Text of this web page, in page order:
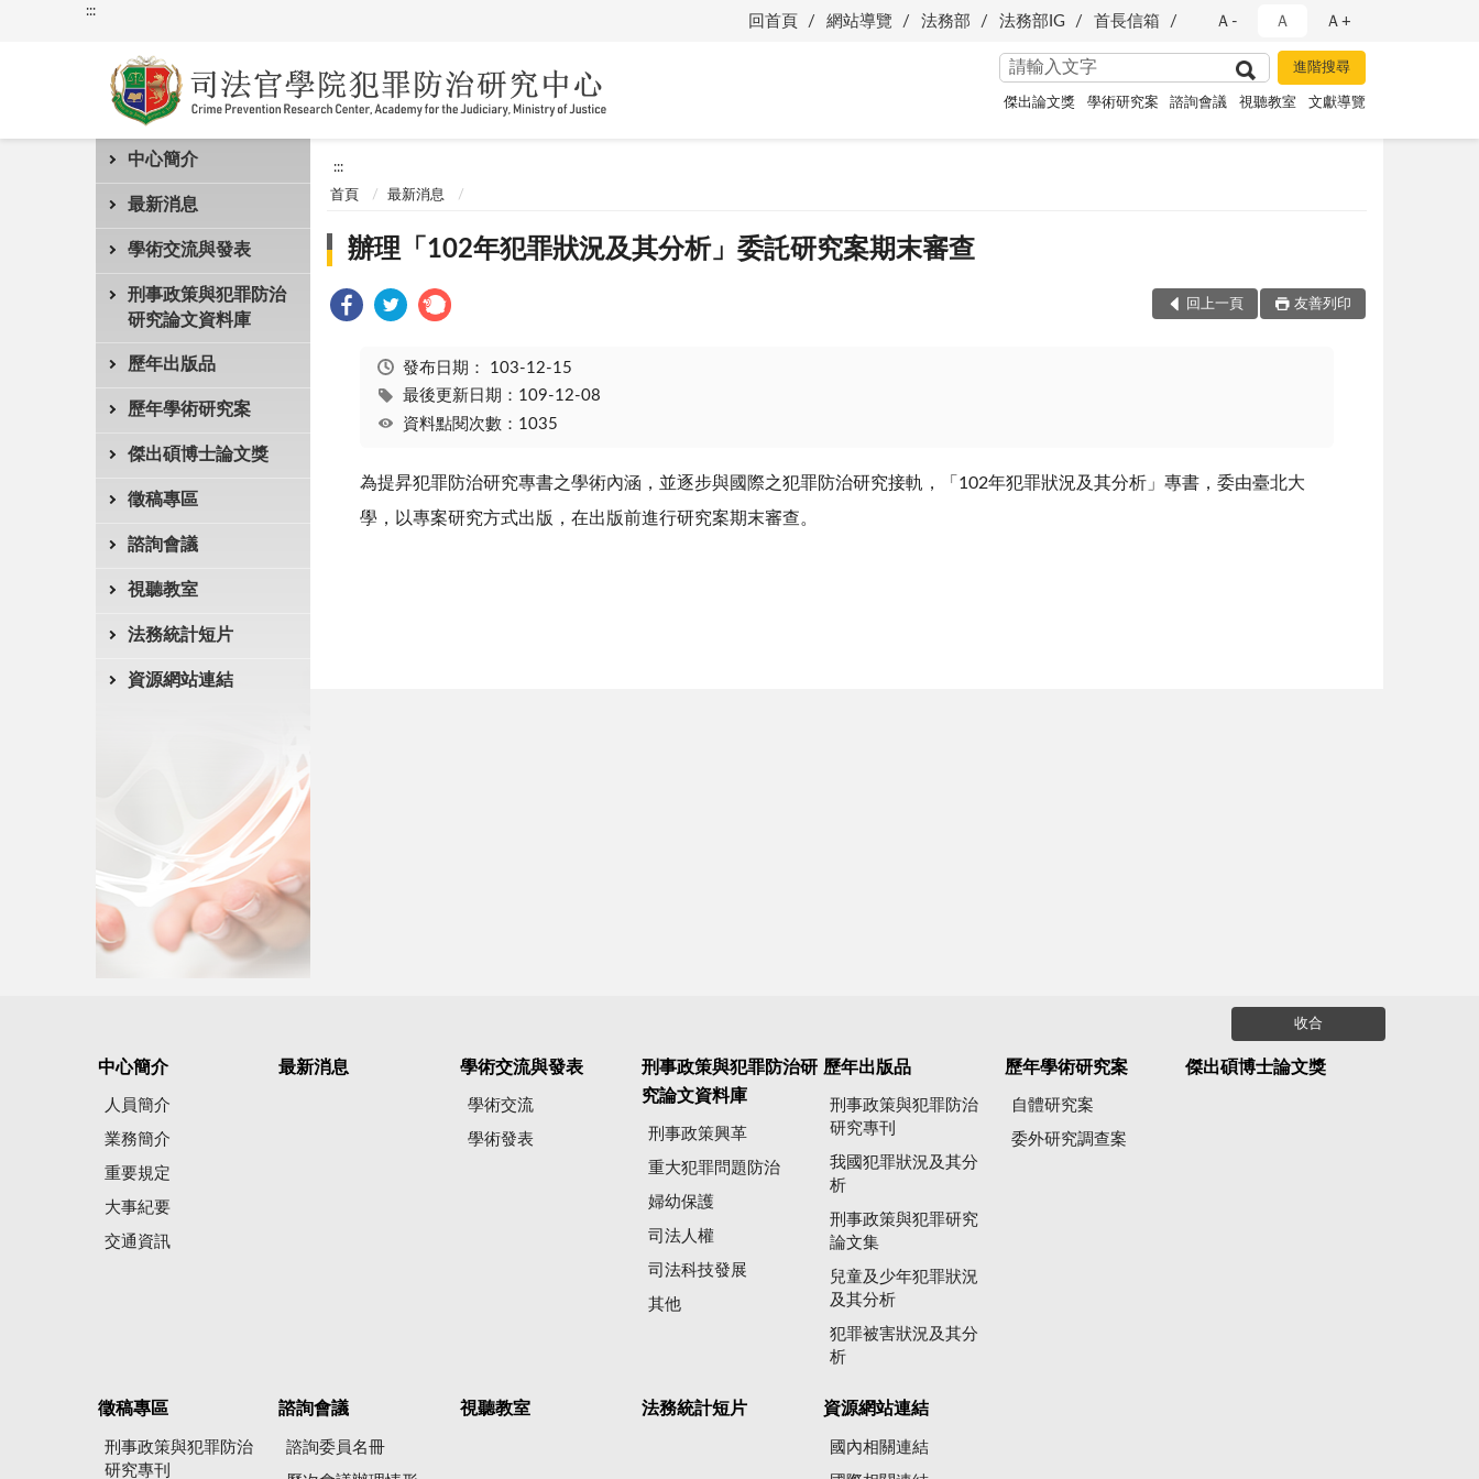
:::
回首頁 網站導覽 法務部 法務部IG 首長信箱 Ａ- Ａ Ａ+
傑出論文獎 學術研究案 諮詢會議 視聽教室 文獻導覽
中心簡介
最新消息
學術交流與發表
刑事政策與犯罪防治
研究論文資料庫
歷年出版品
歷年學術研究案
傑出碩博士論文獎
徵稿專區
諮詢會議
視聽教室
法務統計短片
資源網站連結
:::
首頁 最新消息
辦理「102年犯罪狀況及其分析」委託研究案期末審查
回上一頁 友善列印
發布日期： 103-12-15
最後更新日期：109-12-08
資料點閱次數：1035
為提昇犯罪防治研究專書之學術內涵，並逐步與國際之犯罪防治研究接軌，「102年犯罪狀況及其分析」專書，委由臺北大
學，以專案研究方式出版，在出版前進行研究案期末審查。
收合
中心簡介
人員簡介
業務簡介
重要規定
大事紀要
交通資訊
最新消息 學術交流與發表
學術交流
學術發表
刑事政策與犯罪防治研
究論文資料庫
刑事政策興革
重大犯罪問題防治
婦幼保護
司法人權
司法科技發展
其他
歷年出版品
刑事政策與犯罪防治
研究專刊
我國犯罪狀況及其分
析
刑事政策與犯罪研究
論文集
兒童及少年犯罪狀況
及其分析
犯罪被害狀況及其分
析
歷年學術研究案
自體研究案
委外研究調查案
傑出碩博士論文獎
徵稿專區
刑事政策與犯罪防治
研究專刊
諮詢會議
諮詢委員名冊
視聽教室 法務統計短片 資源網站連結
國內相關連結